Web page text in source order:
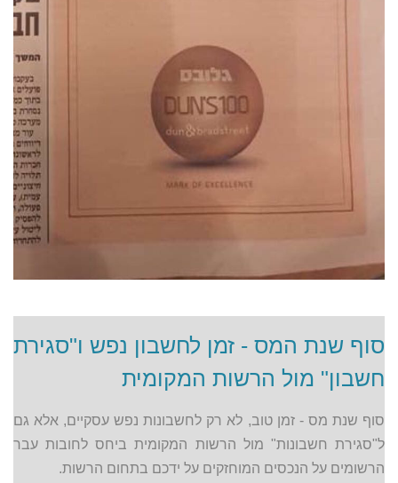
סוף שנת המס - זמן לחשבון נפש ו"סגירת
חשבון" מול הרשות המקומית
סוף שנת מס - זמן טוב, לא רק לחשבונות נפש עסקיים, אלא גם
ל"סגירת חשבונות" מול הרשות המקומית ביחס לחובות עבר
הרשומים על הנכסים המוחזקים על ידכם בתחום הרשות.